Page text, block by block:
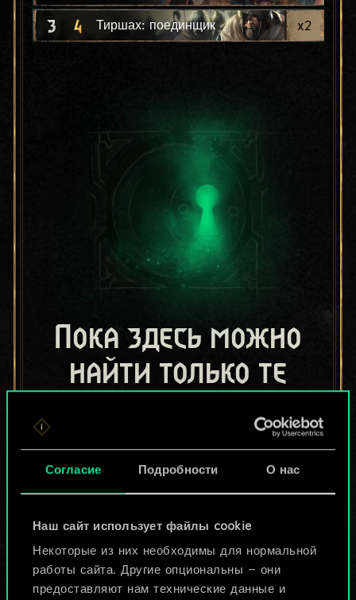
Согласие Подробности О нас
Наш сайт использует файлы cookie
Некоторые из них необходимы для нормальной
работы сайта. Другие опциональны — они
предоставляют нам технические данные и
3 4 Тиршах: поединщик x2
Пока здесь можно
найти только те
поделились другие
игроки.
больше!